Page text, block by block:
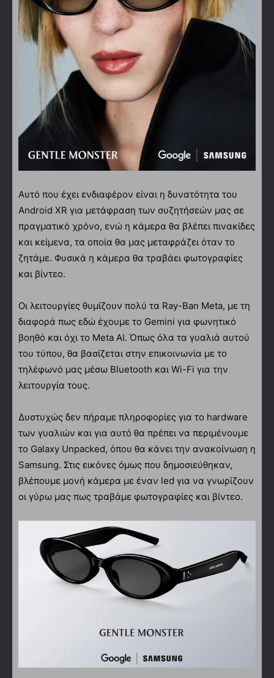
Αυτό που έχει ενδιαφέρον είναι η δυνατότητα του
Android XR για μετάφραση των συζητήσεών μας σε
πραγματικό χρόνο, ενώ η κάμερα θα βλέπει πινακίδες
και κείμενα, τα οποία θα μας μεταφράζει όταν το
ζητάμε. Φυσικά η κάμερα θα τραβάει φωτογραφίες
και βίντεο.
Οι λειτουργίες θυμίζουν πολύ τα Ray-Ban Meta, με τη
διαφορά πως εδώ έχουμε το Gemini για φωνητικό
βοηθό και όχι το Meta AI. Όπως όλα τα γυαλιά αυτού
του τύπου, θα βασίζεται στην επικοινωνία με το
τηλέφωνό μας μέσω Bluetooth και Wi-Fi για την
λειτουργία τους.
Δυστυχώς δεν πήραμε πληροφορίες για το hardware
των γυαλιών και για αυτό θα πρέπει να περιμένουμε
το Galaxy Unpacked, όπου θα κάνει την ανακοίνωση η
Samsung. Στις εικόνες όμως που δημοσιεύθηκαν,
βλέπουμε μονή κάμερα με έναν led για να γνωρίζουν
οι γύρω μας πως τραβάμε φωτογραφίες και βίντεο.